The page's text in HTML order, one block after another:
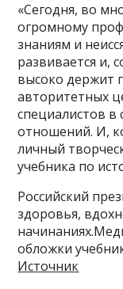
«Сегодня, во
огромному
знаниям и
развивается и,
высоко держит
авторитетных
специалистов
отношений. И,
личный
учебника по
Российский
здоровья,
обложки
Источник